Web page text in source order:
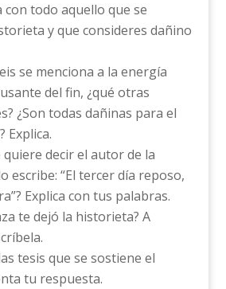
con todo aquello que se
y que consideres dañino
se menciona a la energía
del fin, ¿qué otras
¿Son todas dañinas para el
Explica.
quiere decir el autor de la
escribe: “El tercer día reposo,
Explica con tus palabras.
te dejó la historieta? A
tesis que se sostiene el
tu respuesta.